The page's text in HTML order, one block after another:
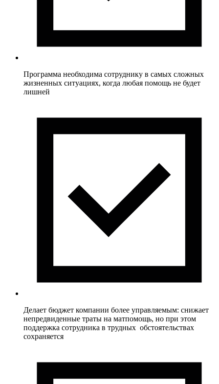
Программа необходима сотруднику в самых сложных
жизненных ситуациях, когда любая помощь не будет
лишней
Делает бюджет компании более управляемым: снижает
непредвиденные траты на матпомощь, но при этом
поддержка сотрудника в трудных обстоятельствах
сохраняется